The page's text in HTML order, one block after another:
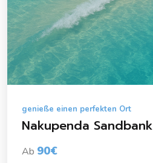
genieße einen perfekten Ort
Nakupenda Sandbank
Ab 90€